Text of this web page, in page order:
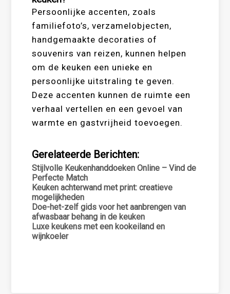
Persoonlijke accenten, zoals
familiefoto’s, verzamelobjecten,
handgemaakte decoraties of
souvenirs van reizen, kunnen helpen
om de keuken een unieke en
persoonlijke uitstraling te geven.
Deze accenten kunnen de ruimte een
verhaal vertellen en een gevoel van
warmte en gastvrijheid toevoegen.
Gerelateerde Berichten:
Stijlvolle Keukenhanddoeken Online – Vind de
Perfecte Match
Keuken achterwand met print: creatieve
mogelijkheden
Doe-het-zelf gids voor het aanbrengen van
afwasbaar behang in de keuken
Luxe keukens met een kookeiland en
wijnkoeler